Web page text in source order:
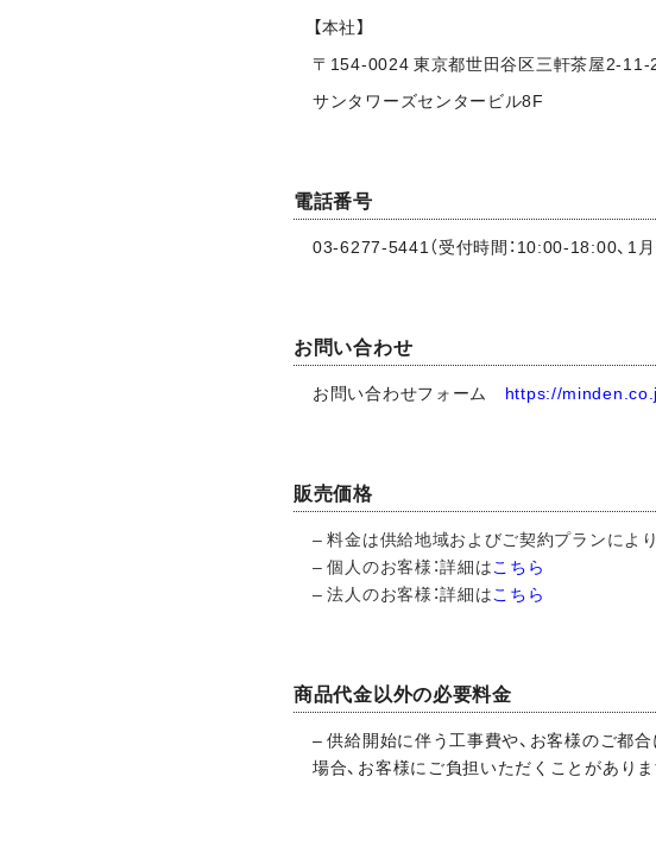
【本社】
〒154-0024 東京都世田谷区三軒茶屋2-11-
サンタワーズセンタービル8F
電話番号
03-6277-5441（受付時間：10:00-18:00、1月
お問い合わせ
お問い合わせフォーム https://
販売価格
– 料金は供給地域およびご契約プランによ
– 個人のお客様：詳細はこちら
– 法人のお客様：詳細はこちら
商品代金以外の必要料金
– 供給開始に伴う工事費や、お客様のご都
場合、お客様にご負担いただくことがあり